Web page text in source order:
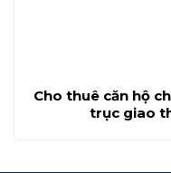
Cho thuê căn hộ
trục giao